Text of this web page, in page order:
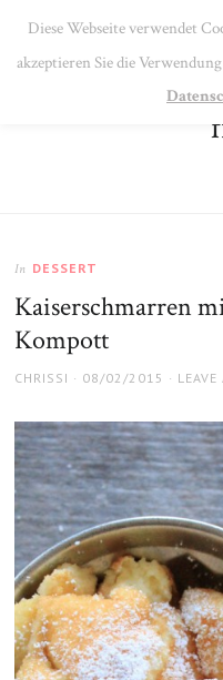
MENU
In DESSERT
Kaiserschmarren
Kompott
AUTHOR
CHRISSI
POSTED
08/02/2015
Diese Webseite verwendet
akzeptieren Sie die